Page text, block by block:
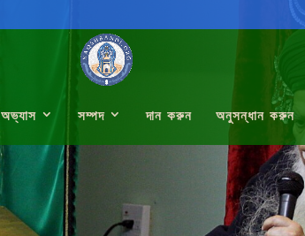
অভ্যাস সম্পদ দান করুন অনুসন্ধান করুন